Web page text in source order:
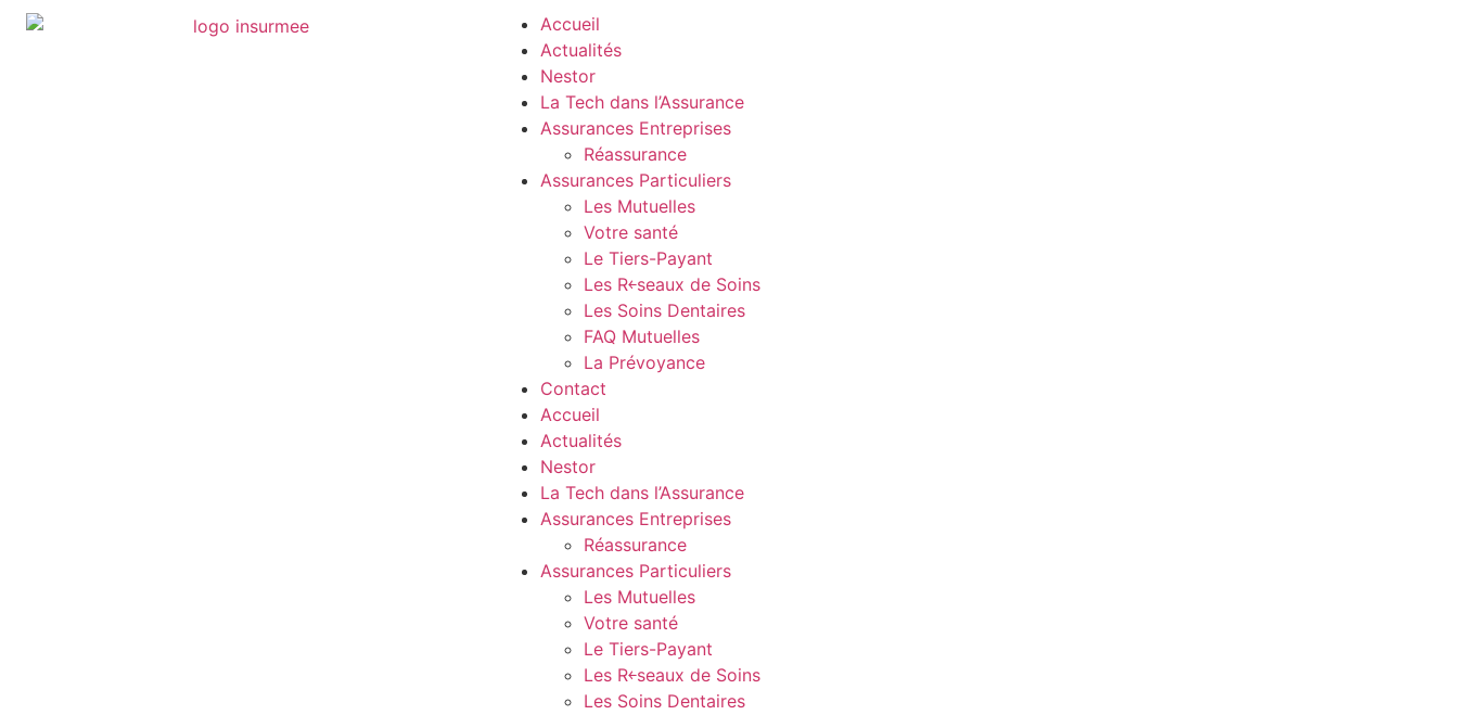
Accueil
Actualités
Nestor
La Tech dans l’Assurance
Assurances Entreprises
Réassurance
Assurances Particuliers
Les Mutuelles
Votre santé
Le Tiers-Payant
Les R￩seaux de Soins
Les Soins Dentaires
FAQ Mutuelles
La Prévoyance
Contact
Accueil
Actualités
Nestor
La Tech dans l’Assurance
Assurances Entreprises
Réassurance
Assurances Particuliers
Les Mutuelles
Votre santé
Le Tiers-Payant
Les R￩seaux de Soins
Les Soins Dentaires